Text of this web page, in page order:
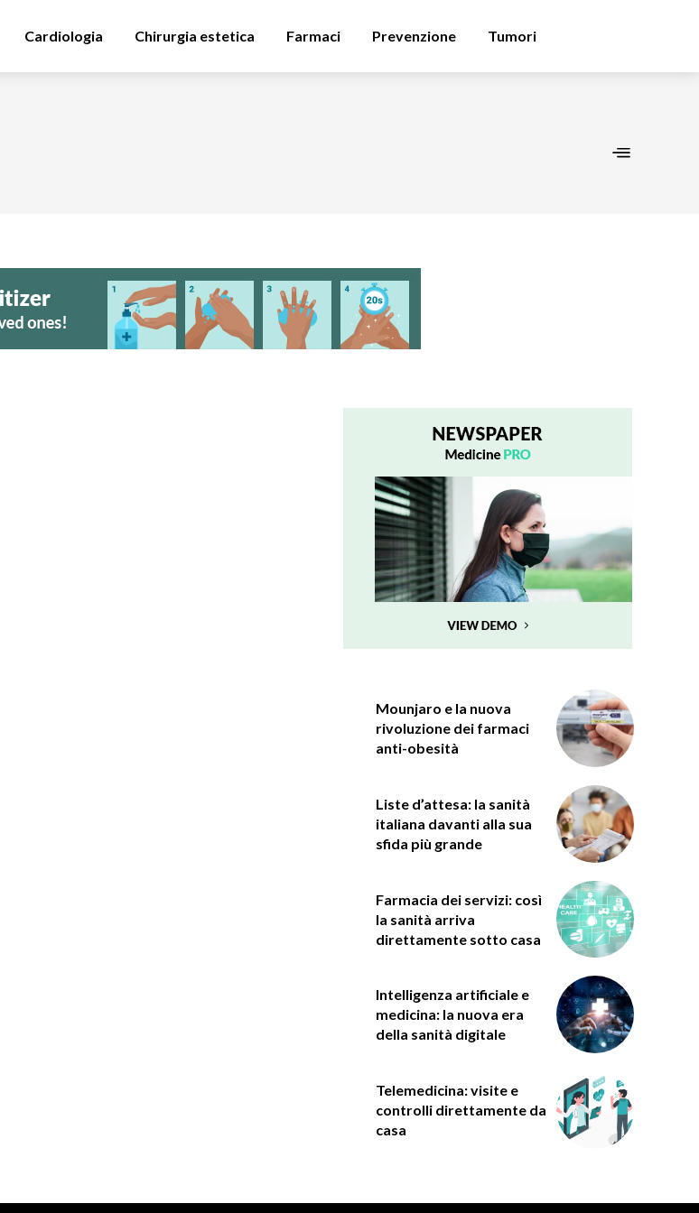
Cardiologia Chirurgia estetica Farmaci Prevenzione Tumori
Mounjaro e la nuova
rivoluzione dei farmaci
anti-obesità
Liste d’attesa: la sanità
italiana davanti alla sua
sfida più grande
Farmacia dei servizi: così
la sanità arriva
direttamente sotto casa
Intelligenza artificiale e
medicina: la nuova era
della sanità digitale
Telemedicina: visite e
controlli direttamente da
casa